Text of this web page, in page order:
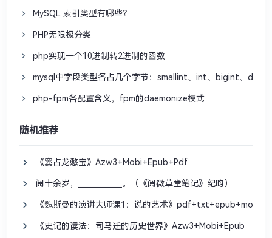
MySQL 索引类型有哪些？
PHP无限极分类
php实现一个10进制转2进制的函数
mysql中字段类型各占几个字节：smallint、int、bigint、
php-fpm各配置含义，fpm的daemonize模式
随机推荐
《窦占龙憋宝》Azw3+Mobi+Epub+Pdf
阅十余岁，____________。（《阅微草堂笔记》纪昀）
《魏斯曼的演讲大师课1：说的艺术》pdf+txt+epub+mobi
《史记的读法：司马迁的历史世界》Azw3+Mobi+Epub